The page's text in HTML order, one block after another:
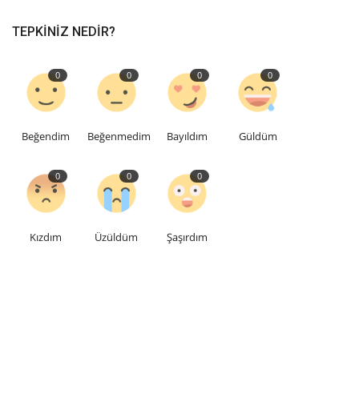
TEPKINIZ NEDIR?
0
Beğendim
0
Beğenmedim
0
Bayıldım
0
Güldüm
0
Kızdım
0
Üzüldüm
0
Şaşırdım